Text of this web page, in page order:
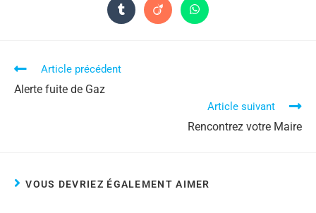
Article précédent
Alerte fuite de Gaz
Article suivant
Rencontrez votre Maire
VOUS DEVRIEZ ÉGALEMENT AIMER